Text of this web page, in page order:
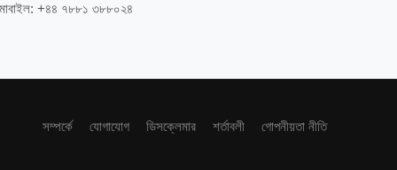
+৪৪ ৭৮৮১ ৩৮৮০২৪
সম্পর্কে যোগাযোগ ডিসক্লেমার শর্তাবলী গোপনীয়তা নীতি